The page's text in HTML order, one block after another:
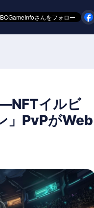
イルビ
」PvPがWeb